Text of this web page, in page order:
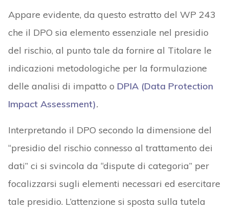
Appare evidente, da questo estratto del WP 243
che il DPO sia elemento essenziale nel presidio
del rischio, al punto tale da fornire al Titolare le
indicazioni metodologiche per la formulazione
delle analisi di impatto o DPIA (Data Protection
Impact Assessment).
Interpretando il DPO secondo la dimensione del
“presidio del rischio connesso al trattamento dei
dati” ci si svincola da “dispute di categoria” per
focalizzarsi sugli elementi necessari ed esercitare
tale presidio. L’attenzione si sposta sulla tutela